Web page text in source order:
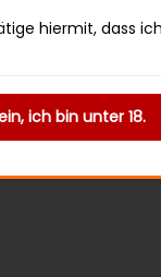
Lemon 20mg
hiermit, dass
ich bin unter 18.